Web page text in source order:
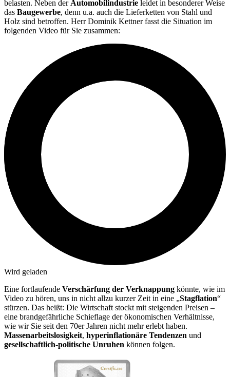
belasten. Neben der Automobilindustrie leidet in besonderer Weise
das Baugewerbe, denn u.a. auch die Lieferketten von Stahl und
Holz sind betroffen. Herr Dominik Kettner fasst die Situation im
folgenden Video für Sie zusammen:
Wird geladen
Eine fortlaufende Verschärfung der Verknappung könnte, wie im
Video zu hören, uns in nicht allzu kurzer Zeit in eine „Stagflation“
stürzen. Das heißt: Die Wirtschaft stockt mit steigenden Preisen –
eine brandgefährliche Schieflage der ökonomischen Verhältnisse,
wie wir Sie seit den 70er Jahren nicht mehr erlebt haben.
Massenarbeitslosigkeit, hyperinflationäre Tendenzen und
gesellschaftlich-politische Unruhen können folgen.